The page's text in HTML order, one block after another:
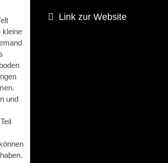
kleine
und
Link zur Website